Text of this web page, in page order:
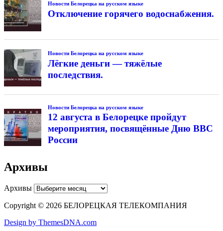
Новости Белорецка на русском языке
Отключение горячего водоснабжения.
Новости Белорецка на русском языке
Лёгкие деньги — тяжёлые
последствия.
Новости Белорецка на русском языке
12 августа в Белорецке пройдут
мероприятия, посвящённые Дню ВВС
России
Архивы
Архивы
Copyright © 2026 БЕЛОРЕЦКАЯ ТЕЛЕКОМПАНИЯ
Design by ThemesDNA.com